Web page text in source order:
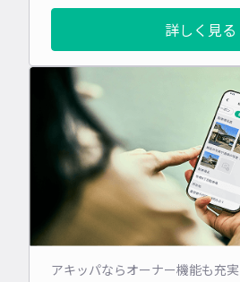
詳しく見る
アキッパならオーナー機能も充実